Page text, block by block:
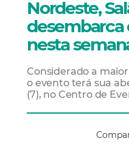
Nordeste,
desembarca
nesta
Considerado a
o evento terá sua
(7), no Centro de